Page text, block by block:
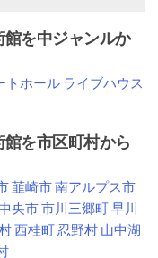
を中ジャンルか
トホール ライブハウス
を市区町村から
韮崎市南アルプス市
央市市川三郷町早川
西桂町忍野村 山中湖